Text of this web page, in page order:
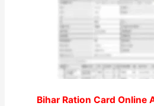
Bihar Ration Card Online